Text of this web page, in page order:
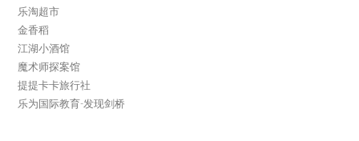
乐淘超市
金香稻
江湖小酒馆
魔术师探案馆
提提卡卡旅行社
乐为国际教育-发现剑桥